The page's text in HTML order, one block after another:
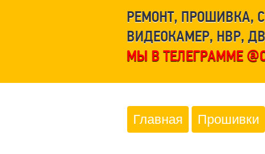
РЕМОНТ, ПРОШИВКА,
ВИДЕОКАМЕР, НВР,
МЫ В ТЕЛЕГРАММЕ
Главная Прошивки